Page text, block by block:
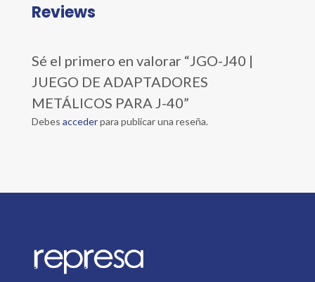
Reviews
Sé el primero en valorar “JGO-J40 |
JUEGO DE ADAPTADORES
METÁLICOS PARA J-40”
Debes accederpara publicar una reseña.